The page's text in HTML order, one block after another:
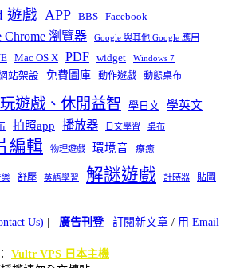
遊戲 APP BBS Facebook
Chrome 瀏覽器 Google 與其他 Google 應用
Mac OS X PDF widget Windows 7
站架設 免費圖庫 動作遊戲 動態桌布
遊戲、休閒益智 學日文 學英文
拍照app 播放器 日文學習 桌布
編輯 物理遊戲 環境音 療癒
樂 舒壓 英語學習 解謎遊戲 計時器
貼圖
Us) | 廣告刊登| 訂閱新文章 / 用 Email
Vultr VPS 日本主機